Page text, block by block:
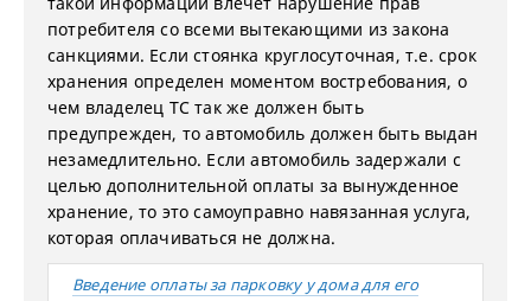
потребителя со всеми вытекающими из закона
санкциями. Если стоянка круглосуточная, т.е. срок
хранения определен моментом востребования, о
чем владелец ТС так же должен быть
предупрежден, то автомобиль должен быть выдан
незамедлительно. Если автомобиль задержали с
целью дополнительной оплаты за вынужденное
хранение, то это самоуправно навязанная услуга,
которая оплачиваться не должна.
Введение оплаты за парковку у дома для его